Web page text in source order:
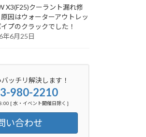
X3(F25)クーラント漏れ修
因はウォーターアウトレッ
イプのクラックでした！
年6月25日
ッチリ解決します！
980-2210
[ 水・イベント開催日除く ]
い合わせ